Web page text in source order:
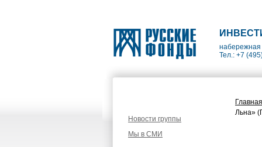
набережная
Тел.: +7
Новости группы
Мы в СМИ
Главная
Льна»